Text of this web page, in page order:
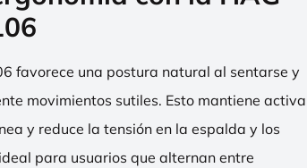
favorece una postura natural al sentarse y
movimientos sutiles. Esto mantiene activa
y reduce la tensión en la espalda y los
para usuarios que alternan entre